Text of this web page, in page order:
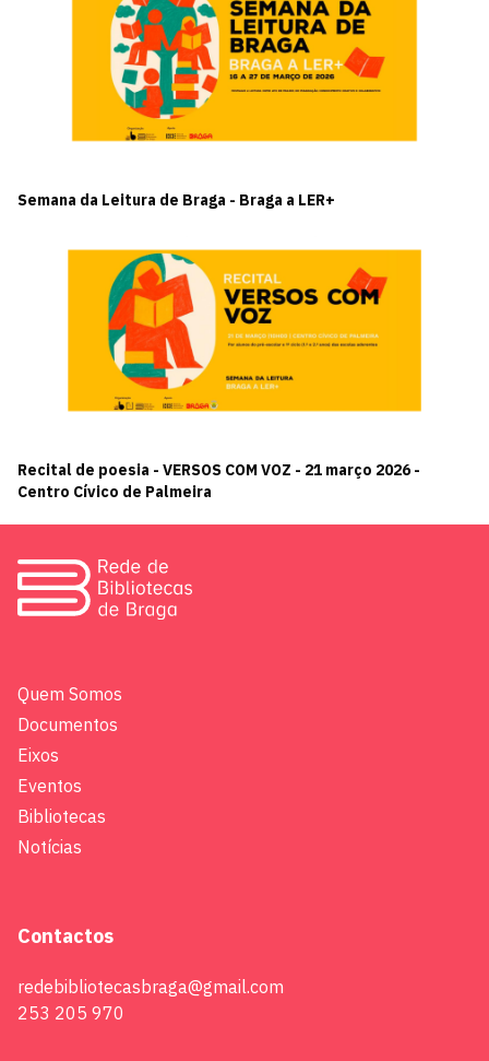
Semana da Leitura de Braga - Braga a LER+
Recital de poesia - VERSOS COM VOZ - 21 março 2026 -
Centro Cívico de Palmeira
Quem Somos
Documentos
Eixos
Eventos
Bibliotecas
Notícias
Contactos
redebibliotecasbraga@gmail.com
253 205 970